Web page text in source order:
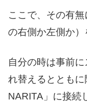
ここで、その有
の右側か左側か）
自分の時は事前
れ替えるととも
NARITA」に接続